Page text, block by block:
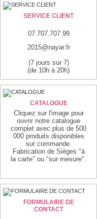
SERVICE CLIENT
07.707.707.99
2015@nayar.fr
(7 jours sur 7)
(de 10h à 20h)
CATALOGUE
Cliquez sur l'image pour
ouvrir notre catalogue
complet avec plus de 500
000 produits disponibles
sur commande.
Fabrication de Sièges "à
la carte" ou "sur mesure".
FORMULAIRE DE
CONTACT